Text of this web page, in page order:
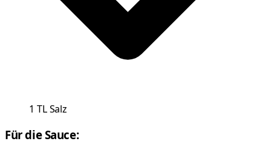
1 TLSalz
Für die Sauce: